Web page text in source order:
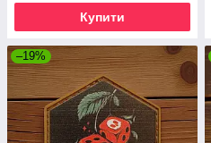
Купити
–19%